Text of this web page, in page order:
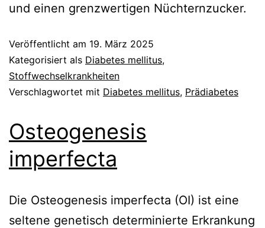
und einen grenzwertigen Nüchternzucker.
Veröffentlicht am 19. März 2025
Kategorisiert als Diabetes mellitus,
Stoffwechselkrankheiten
Verschlagwortet mit Diabetes mellitus, Prädiabetes
Osteogenesis
imperfecta
Die Osteogenesis imperfecta (OI) ist eine
seltene genetisch determinierte Erkrankung